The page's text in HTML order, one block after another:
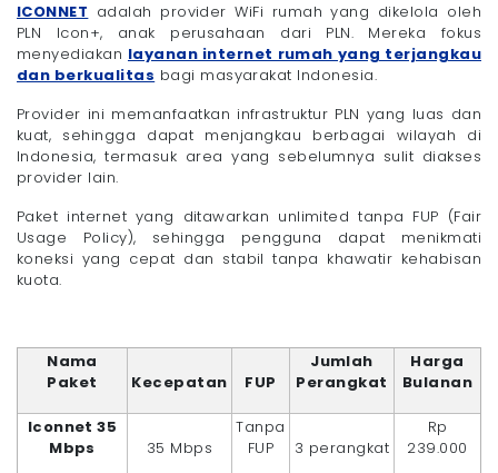
ICONNET adalah provider WiFi rumah yang dikelola oleh
PLN Icon+, anak perusahaan dari PLN. Mereka fokus
menyediakan layanan internet rumah yang terjangkau
dan berkualitas bagi masyarakat Indonesia.
Provider ini memanfaatkan infrastruktur PLN yang luas dan
kuat, sehingga dapat menjangkau berbagai wilayah di
Indonesia, termasuk area yang sebelumnya sulit diakses
provider lain.
Paket internet yang ditawarkan unlimited tanpa FUP (Fair
Usage Policy), sehingga pengguna dapat menikmati
koneksi yang cepat dan stabil tanpa khawatir kehabisan
kuota.
Nama
Paket
Kecepatan FUP
Jumlah
Perangkat
Harga
Bulanan
Iconnet 35
Mbps
35 Mbps
Tanpa
FUP
3 perangkat
Rp
239.000